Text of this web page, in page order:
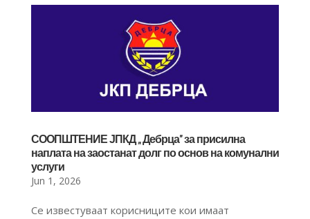
СООПШТЕНИЕ ЈПКД ,, Дебрца” за присилна
наплата на заостанат долг по основ на комунални
услуги
Jun 1, 2026
Се известуваат корисниците кои имаат